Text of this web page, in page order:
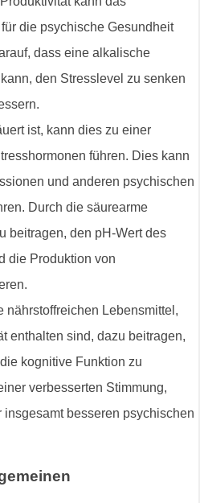
die psychische Gesundheit
dass eine alkalische
den Stresslevel zu senken
ist, kann dies zu einer
führen. Dies kann
und anderen psychischen
Durch die säurearme
beitragen, den pH-Wert des
die Produktion von
nährstoffreichen Lebensmittel,
enthalten sind, dazu beitragen,
kognitive Funktion zu
verbesserten Stimmung,
besseren psychischen